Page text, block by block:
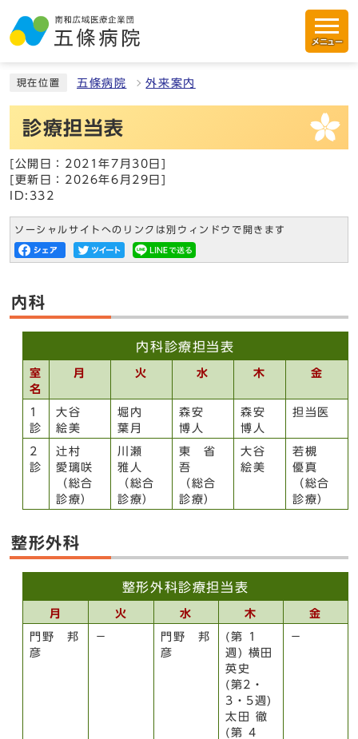
メニュー
現在位置 五條病院 外来案内
診療担当表
[公開日：2021年7月30日]
[更新日：2026年6月29日]
ID:332
ソーシャルサイトへのリンクは別ウィンドウで開きます
内科
内科診療担当表
室
名
月 火 水 木 金
1
診
大谷
絵美
堀内
葉月
森安
博人
森安
博人
担当医
2
診
辻村
愛璃咲
（総合
診療）
川瀬
雅人
（総合
診療）
東 省
吾
（総合
診療）
大谷
絵美
若槻
優真
（総合
診療）
整形外科
整形外科診療担当表
月 火 水 木 金
門野 邦
彦
－
門野 邦
彦
(第 1
週) 横田
英史
(第2・
3・5週)
太田 徹
(第 4
－